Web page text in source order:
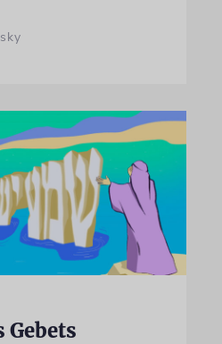
Gebets